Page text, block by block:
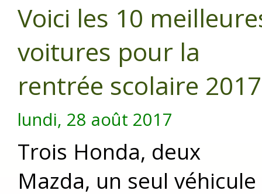
Voici les 10
voitures pour la
rentrée scolaire 2017
lundi, 28 août 2017
Trois Honda, deux
Mazda, un seul véhicule